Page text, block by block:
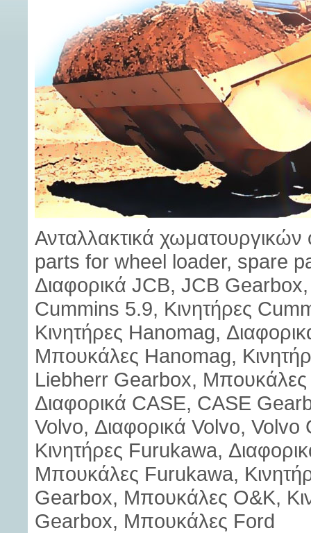
Ανταλλακτικά
parts for wheel loader, spare
Διαφορικά JCB, JCB
Cummins 5.9, Κινητήρες
Κινητήρες Hanomag,
Μπουκάλες Hanomag,
Liebherr Gearbox, Μπουκάλες
Διαφορικά CASE, CASE
Volvo, Διαφορικά Volvo,
Κινητήρες Furukawa,
Μπουκάλες Furukawa,
Gearbox, Μπουκάλες O&K,
Gearbox, Μπουκάλες Ford